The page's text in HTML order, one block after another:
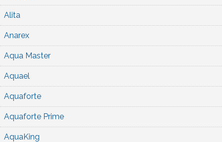
Alita
Anarex
Aqua Master
Aquael
Aquaforte
Aquaforte Prime
AquaKing